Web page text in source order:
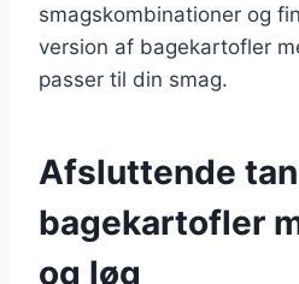
smagskombinationer og
version af bagekartofler
passer til din smag.
Afsluttende
bagekartofler
og løg